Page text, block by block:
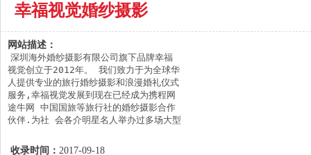
幸福视觉婚纱摄影
网站描述：
深圳海外婚纱摄影有限公司旗下品牌幸福
视觉创立于2012年。 我们致力于为全球华
人提供专业的旅行婚纱摄影和浪漫婚礼仪式
服务,幸福视觉发展到现在已经成为携程网
途牛网 中国国旅等旅行社的婚纱摄影合作
伙伴.为社 会各介明星名人举办过多场大型
划公司. 幸福视觉以优质的服务和精湛的摄
收录时间： 2017-09-18